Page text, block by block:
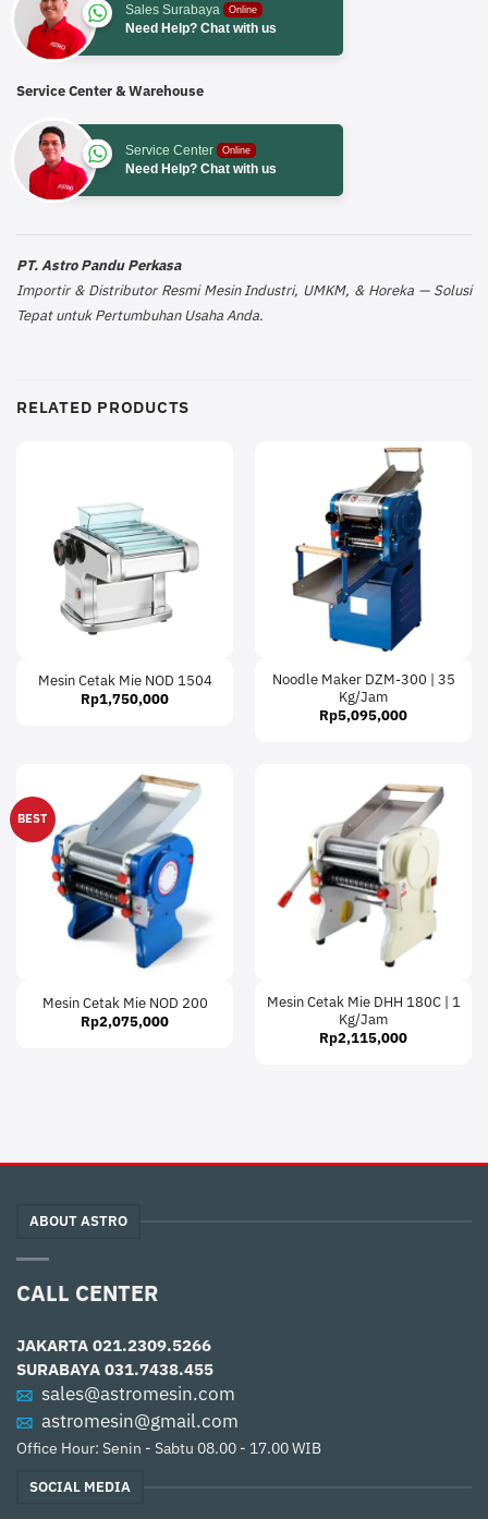
Sales Surabaya Online
Need Help? Chat with us
Service Center & Warehouse
Service Center Online
Need Help? Chat with us
PT. Astro Pandu Perkasa
Importir & Distributor Resmi Mesin Industri, UMKM, & Horeka — Solusi
Tepat untuk Pertumbuhan Usaha Anda.
RELATED PRODUCTS
Mesin Cetak Mie NOD 1504
Rp1,750,000
Noodle Maker DZM-300 | 35
Kg/Jam
Rp5,095,000
BEST
Mesin Cetak Mie NOD 200
Rp2,075,000
Mesin Cetak Mie DHH 180C | 1
Kg/Jam
Rp2,115,000
ABOUT ASTRO
CALL CENTER
JAKARTA 021.2309.5266
SURABAYA 031.7438.455
sales@astromesin.com
astromesin@gmail.com
Office Hour: Senin - Sabtu 08.00 - 17.00 WIB
SOCIAL MEDIA